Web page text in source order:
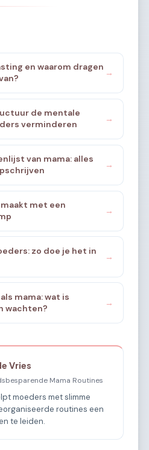
en waarom dragen
→
de mentale
verminderen
→
van mama: alles
→
met een
→
zo doe je het in
→
mama: wat is
wachten?
→
Vries
Mama Routines
moeders met slimme
routines een
te leiden.